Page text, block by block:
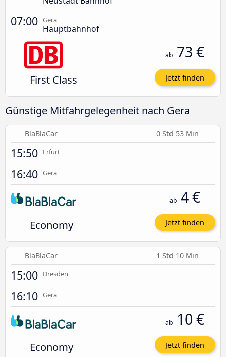
07:00 Gera
Hauptbahnhof
First Class
ab 73 €
Jetzt finden
Günstige Mitfahrgelegenheit nach Gera
BlaBlaCar 0 Std 53 Min
15:50 Erfurt
16:40 Gera
Economy
ab 4 €
Jetzt finden
BlaBlaCar 1 Std 10 Min
15:00 Dresden
16:10 Gera
Economy
ab 10 €
Jetzt finden